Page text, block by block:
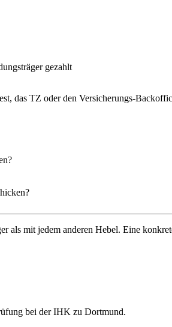
gezahlt
das TZ oder den Versicherungs-
mit jedem anderen Hebel. Eine
bei der IHK zu Dortmund.